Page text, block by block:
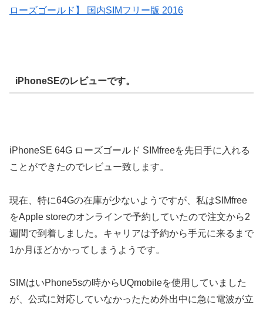
ローズゴールド】 国内SIMフリー版 2016
iPhoneSEのレビューです。
iPhoneSE 64G ローズゴールド SIMfreeを先日手に入れる
ことができたのでレビュー致します。
現在、特に64Gの在庫が少ないようですが、私はSIMfree
をApple storeのオンラインで予約していたので注文から2
週間で到着しました。キャリアは予約から手元に来るまで
1か月ほどかかってしまうようです。
SIMはいPhone5sの時からUQmobileを使用していました
が、公式に対応していなかったため外出中に急に電波が立